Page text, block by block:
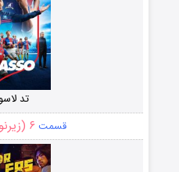
تد
قسمت ۶ (زیرنویس)